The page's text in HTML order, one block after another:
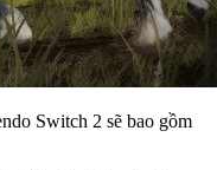
Switch 2 sẽ bao gồm